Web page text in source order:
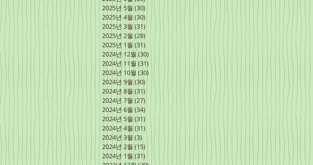
2025년 5월 (30) 게시물 30개
2025년 4월 (30) 게시물 30개
2025년 3월 (31)게시물 31개
2025년 2월 (28) 게시물 28개
2025년 1월 (31) 게시물 31개
2024년 12월 (30) 게시물 30개
2024년 11월 (31) 게시물 31개
2024년 10월 (30) 게시물 30개
2024년 9월 (30) 게시물 30개
2024년 8월 (31)게시물 31개
2024년 7월 (27)게시물 27개
2024년 6월 (34) 게시물 34개
2024년 5월 (31) 게시물 31개
2024년 4월 (31)게시물 31개
2024년 3월 (3)게시물 3개
2024년 2월 (15)
2024년 1월 (31) 게시물 31개